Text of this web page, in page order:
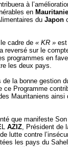
à
en Mauritanie
du Japon
cadre de « KR » est
reversé sur le
programmes en
les deux pays.
la bonne gestion
ce Programme
Mauritaniens ainsi
que manifeste
L AZIZ, Président de
lutte contre
les pays du